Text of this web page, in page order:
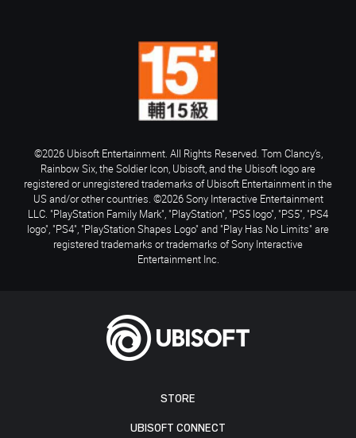
STORE
UBISOFT CONNECT
©2026 Ubisoft Entertainment. All Rights Reserved. Tom Clancy’s,
Rainbow Six, the Soldier Icon, Ubisoft, and the Ubisoft logo are
registered or unregistered trademarks of Ubisoft Entertainment in the
US and/or other countries. ©2026 Sony Interactive Entertainment
LLC. "PlayStation Family Mark", "PlayStation", "PS5 logo", "PS5", "PS4
logo", "PS4", "PlayStation Shapes Logo" and "Play Has No Limits" are
registered trademarks or trademarks of Sony Interactive
Entertainment Inc.